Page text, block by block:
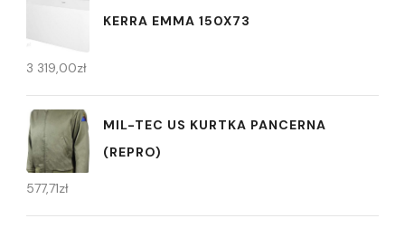
KERRA EMMA 150X73
3 319,00zł
MIL-TEC US KURTKA PANCERNA
(REPRO)
577,71zł